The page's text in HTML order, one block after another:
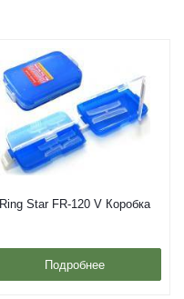
Ring Star FR-120 V Коробка
Подробнее